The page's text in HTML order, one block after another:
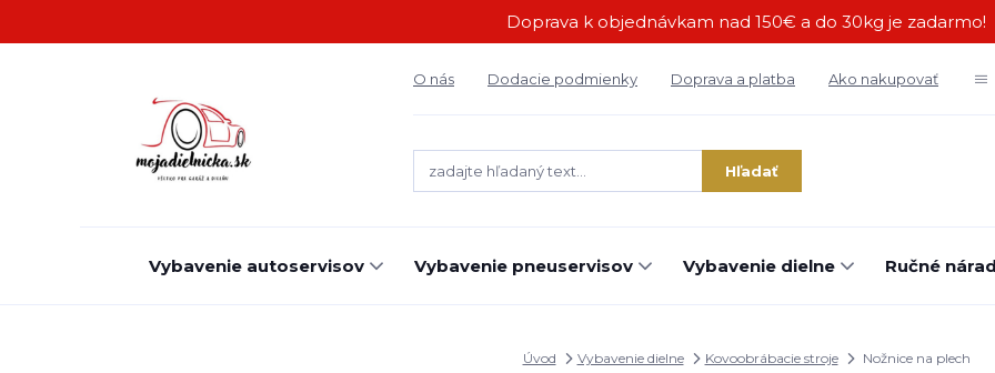
Doprava k objednávkam nad 150€ a do 30kg je zadarmo!
O nás Dodacie podmienky Doprava a platba Ako nakupovať
Hľadať
Vybavenie autoservisov Vybavenie pneuservisov Vybavenie dielne Ručné
Úvod Vybavenie dielne Kovoobrábacie stroje Nožnice na plech